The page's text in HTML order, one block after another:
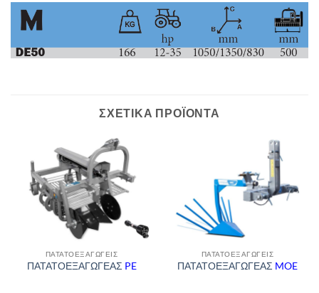
ΣΧΕΤΙΚΆ ΠΡΟΪΌΝΤΑ
ΠΑΤΑΤΟΕΞΑΓΩΓΕΊΣ
ΠΑΤΑΤΟΕΞΑΓΩΓΕΑΣ PE
ΠΑΤΑΤΟΕΞΑΓΩΓΕΊΣ
ΠΑΤΑΤΟΕΞΑΓΩΓΕΑΣ MOE